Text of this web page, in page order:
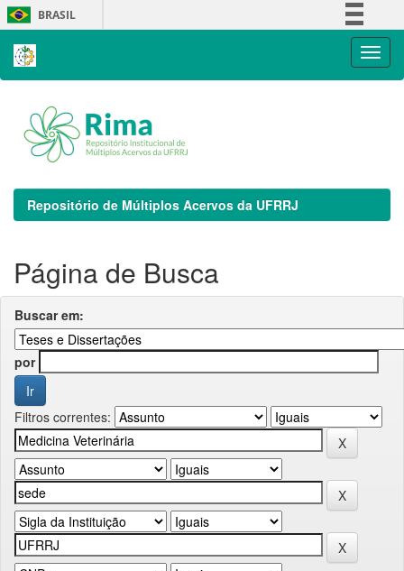
Skip
navigation
BRASIL
Repositório de Múltiplos Acervos da UFRRJ
Página de Busca
Buscar em:
por
Filtros correntes: